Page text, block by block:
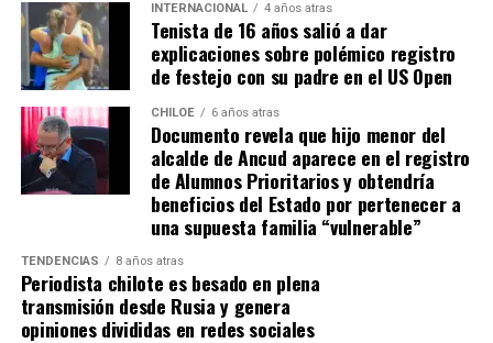
INTERNACIONAL 4 años atras
Tenista de 16 años salió a dar
explicaciones sobre polémico registro
de festejo con su padre en el US Open
CHILOE 6 años atras
Documento revela que hijo menor del
alcalde de Ancud aparece en el registro
de Alumnos Prioritarios y obtendría
beneficios del Estado por pertenecer a
una supuesta familia “vulnerable”
TENDENCIAS 8 años atras
Periodista chilote es besado en plena
transmisión desde Rusia y genera
opiniones divididas en redes sociales